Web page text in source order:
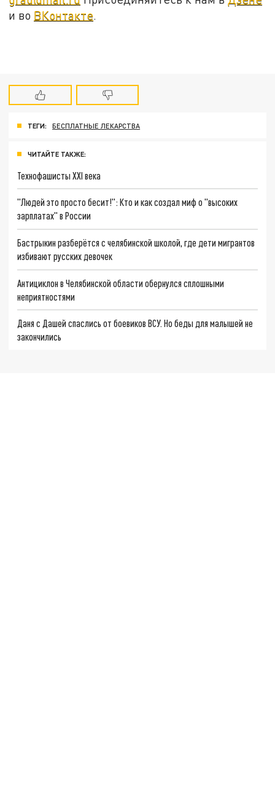
и во ВКонтакте
ТЕГИ: БЕСПЛАТНЫЕ ЛЕКАРСТВА
ЧИТАЙТЕ ТАКЖЕ:
Технофашисты XXI века
"Людей это просто бесит!": Кто и как создал миф о "высоких
зарплатах" в России
Бастрыкин разберётся с челябинской школой, где дети мигрантов
избивают русских девочек
Антициклон в Челябинской области обернулся сплошными
неприятностями
Даня с Дашей спаслись от боевиков ВСУ. Но беды для малышей не
закончились